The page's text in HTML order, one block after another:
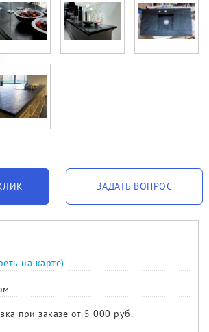
ЗАДАТЬ ВОПРОС
на карте)
при заказе от 5 000 руб.